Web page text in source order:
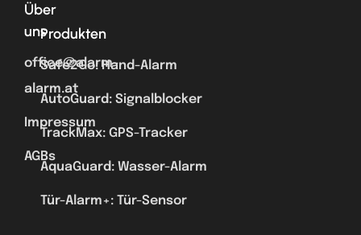
Über
uns
office@alarm-
alarm.at
Impressum
AGBs
Produkten
Safe2Go: Hand-Alarm
AutoGuard: Signalblocker
TrackMax: GPS-Tracker
AquaGuard: Wasser-Alarm
Tür-Alarm+: Tür-Sensor